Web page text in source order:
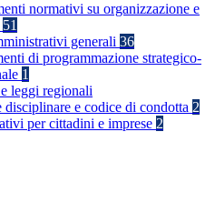
normativi su organizzazione e
51
generali 36
di programmazione strategico-
1
leggi regionali
disciplinare e codice di condotta 2
per cittadini e imprese 2